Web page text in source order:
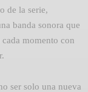
de la serie,
banda sonora que
momento con
ser solo una nueva